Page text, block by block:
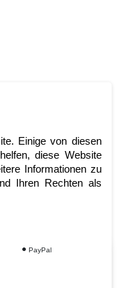
Einige von diesen
diese Website
Informationen zu
Ihren Rechten als
PayPal